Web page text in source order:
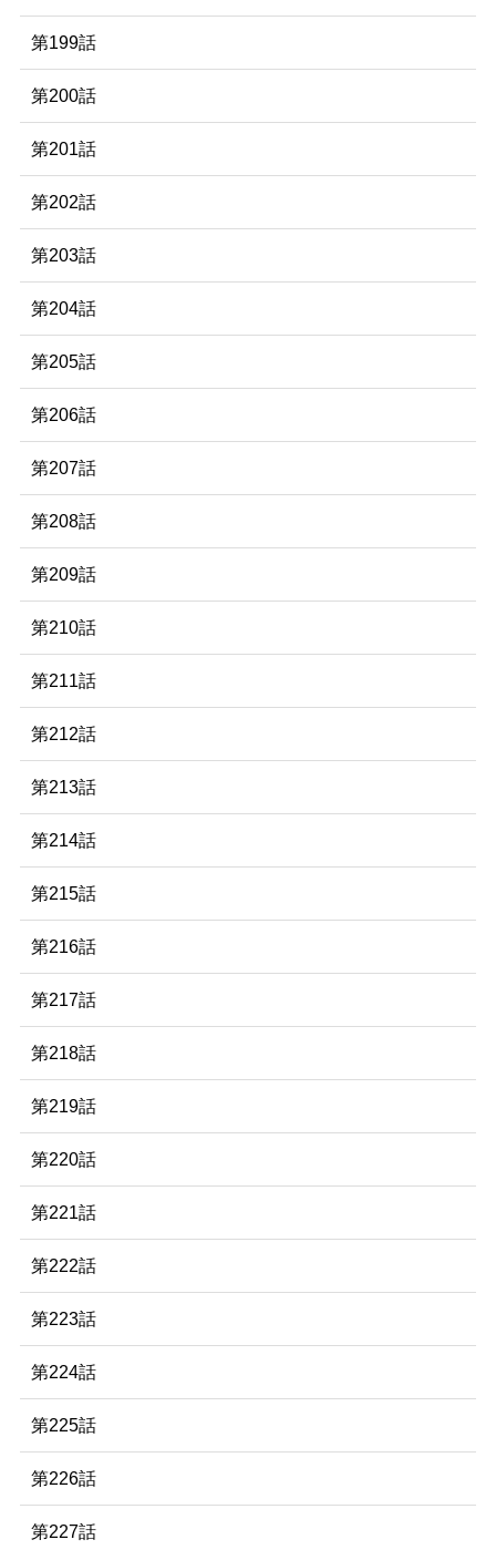
第199話
第200話
第201話
第202話
第203話
第204話
第205話
第206話
第207話
第208話
第209話
第210話
第211話
第212話
第213話
第214話
第215話
第216話
第217話
第218話
第219話
第220話
第221話
第222話
第223話
第224話
第225話
第226話
第227話